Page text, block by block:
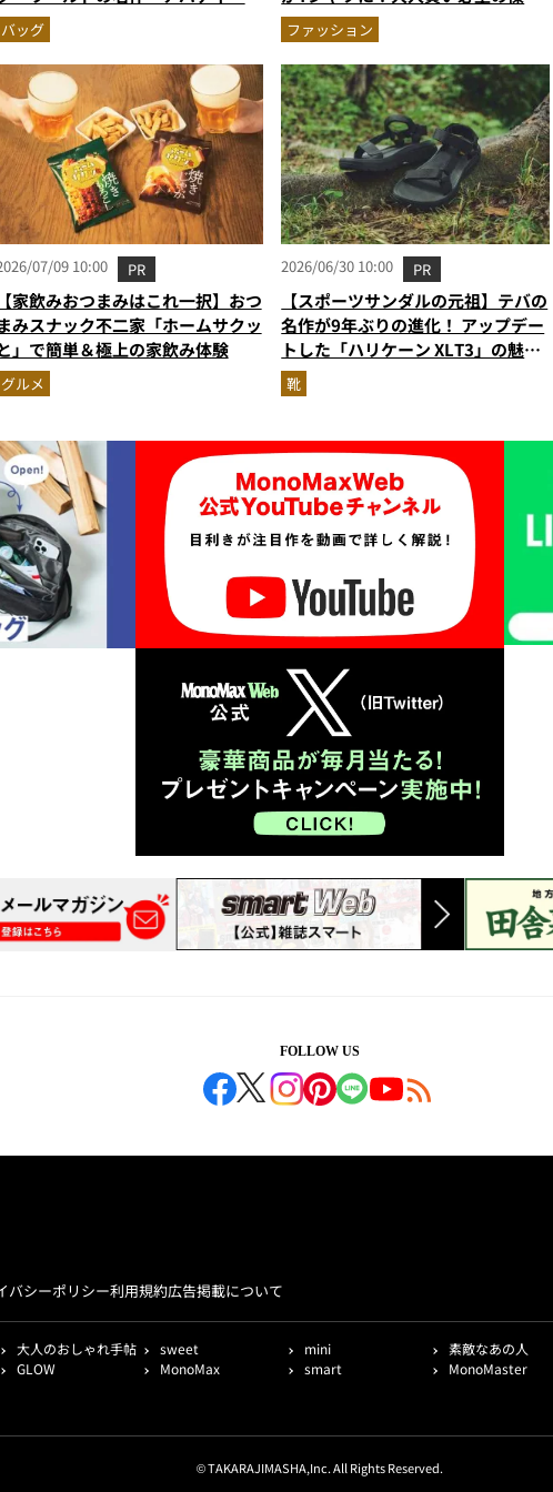
」が極上のオールレザーに進化し
登場
バッグ
デザインで親子リンクコーデにも最
適
ファッション
07/09 10:00 PR
【家飲みおつまみはこれ一択】おつ
みスナック不二家「ホームサクッ
」で簡単＆極上の家飲み体験
グルメ
2026/06/30 10:00 PR
【スポーツサンダルの元祖】テバの
名作が9年ぶりの進化！ アップデー
トした「ハリケーン XLT3」の魅力
を識者があらゆる角度から徹底解
説！
靴
FOLLOW US
バシーポリシー利用規約広告掲載について
大人のおしゃれ手帖 sweet mini 素敵なあの人
GLOW MonoMax smart MonoMaster
© TAKARAJIMASHA,Inc. All Rights Reserved.